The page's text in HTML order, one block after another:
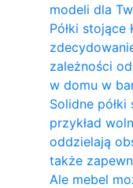
modeli dla
Półki stojące
zależności
w domu w
Solidne półki
przykład
oddzielają
także
Ale mebel